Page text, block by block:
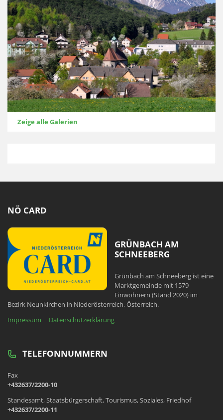
Zeige alle Galerien
NÖ CARD
GRÜNBACH AM
SCHNEEBERG
Grünbach am Schneeberg ist eine
Marktgemeinde mit 1579
Einwohnern (Stand 2020) im
Bezirk Neunkirchen in Niederösterreich, Österreich.
Impressum
Datenschutzerklärung
TELEFONNUMMERN
Fax
+432637/2200-10
Standesamt, Staatsbürgerschaft, Tourismus, Soziales, Friedhof
+432637/2200-11